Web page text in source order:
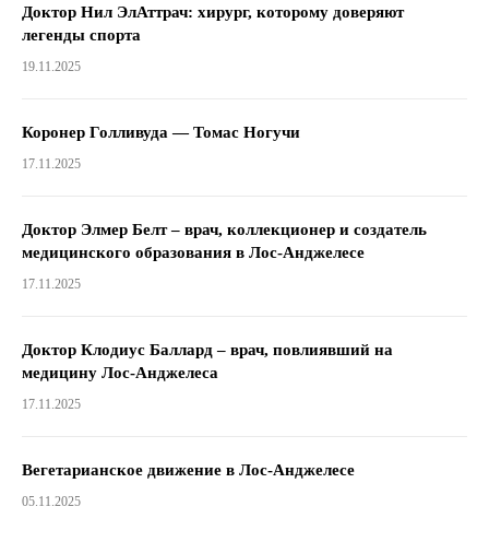
Доктор Нил ЭлАттрач: хирург, которому доверяют
легенды спорта
19.11.2025
Коронер Голливуда — Томас Ногучи
17.11.2025
Доктор Элмер Белт – врач, коллекционер и создатель
медицинского образования в Лос-Анджелесе
17.11.2025
Доктор Клодиус Баллард – врач, повлиявший на
медицину Лос-Анджелеса
17.11.2025
Вегетарианское движение в Лос-Анджелесе
05.11.2025